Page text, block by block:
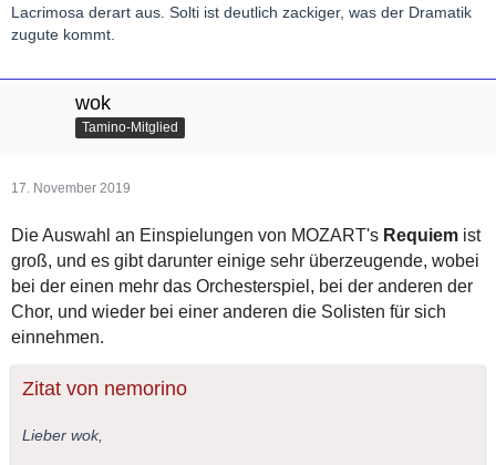
Lacrimosa derart aus. Solti ist deutlich zackiger, was der Dramatik
zugute kommt.
wok
Tamino-Mitglied
17. November 2019
Die Auswahl an Einspielungen von MOZART's Requiem ist
groß, und es gibt darunter einige sehr überzeugende, wobei
bei der einen mehr das Orchesterspiel, bei der anderen der
Chor, und wieder bei einer anderen die Solisten für sich
einnehmen.
Zitat von nemorino
Lieber wok,